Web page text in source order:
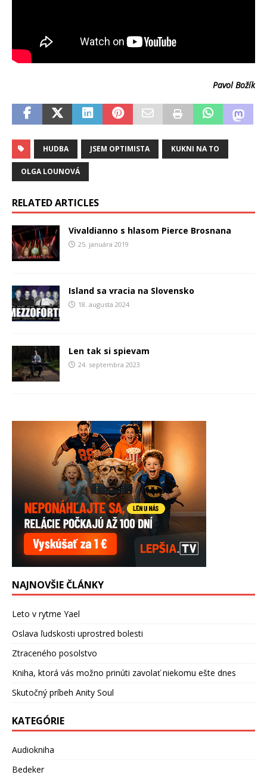
Pavol Božík
HUDBA JSEM OPTIMISTA KUKNI NA TO
OLGA LOUNOVÁ
RELATED ARTICLES
Vivaldianno s hlasom Pierce Brosnana
25. januára 2019
Island sa vracia na Slovensko
18. augusta 2024
Len tak si spievam
24. septembra 2023
NAJNOVŠIE ČLÁNKY
Leto v rytme Yael
Oslava ľudskosti uprostred bolesti
Ztraceného posolstvo
Kniha, ktorá vás možno prinúti zavolať niekomu ešte dnes
Skutočný príbeh Anity Soul
KATEGÓRIE
Audiokniha
Bedeker